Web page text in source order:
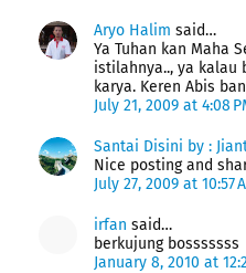
Aryo Halim said…
Ya Tuhan kan Maha
istilahnya.., ya kalau
karya. Keren Abis
July 21, 2009 at 4:08
Santai Disini by :
Nice posting and
July 27, 2009 at 10:57
irfan said…
berkujung bosssssss
January 8, 2010 at